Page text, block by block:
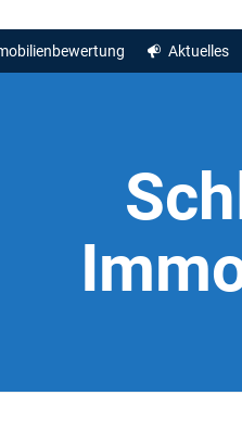
Aktuelles